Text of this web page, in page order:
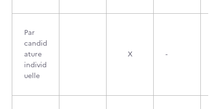
Par
candid
ature
individ
uelle
X -